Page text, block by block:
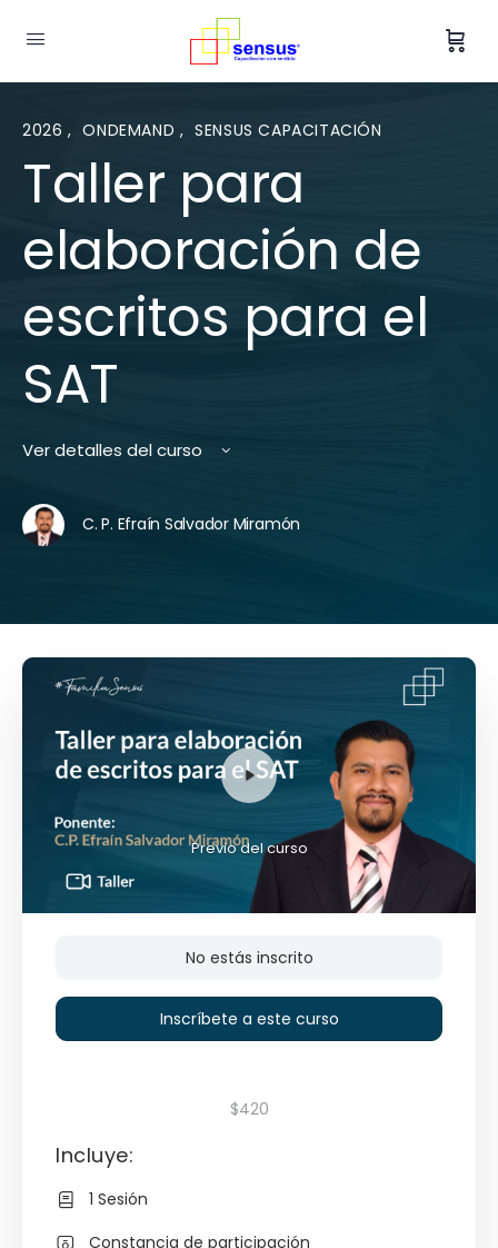
2026, ONDEMAND , SENSUS CAPACITACIÓN
Taller para
elaboración de
escritos para el
SAT
Ver detalles del curso
C. P. Efraín Salvador Miramón
Previo del curso
No estás inscrito
Inscríbete a este curso
$420
Incluye:
1 Sesión
Constancia de participación